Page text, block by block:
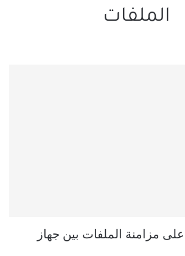
الملفات
يعمل OneDrive على مزامنة الملفات بين جهاز